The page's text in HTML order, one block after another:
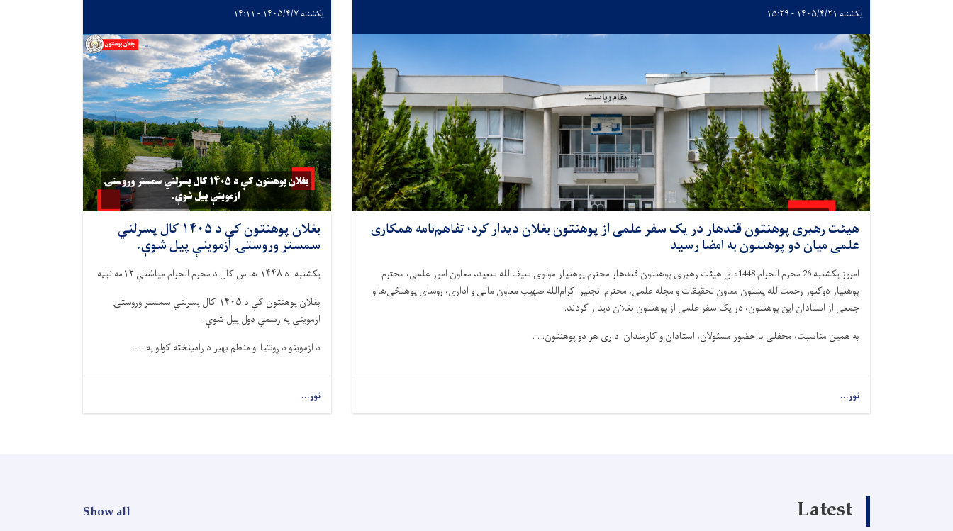
یکشنبه ۱۴۰۵/۴/۲۱ - ۱۵:۲۹
هیئت رهبری پوهنتون قندهار در یک سفر علمی از پوهنتون بغلان دیدار کرد؛ تفاهم‌نامه همکاری
علمی میان دو پوهنتون به امضا رسید
امروز یکشنبه 26 محرم الحرام 1448ه.ق هیئت رهبری پوهنتون قندهار محترم پوهنیار مولوی سیف‌الله سعید، معاون امور علمی، محترم
پوهنیار دوکتور رحمت‌الله پښتون معاون تحقیقات و مجله علمی، محترم انجنیر اکرام‌الله صهیب معاون مالی و اداری، روسای پوهنځی‌ها و
جمعی از استادان این پوهنتون، در یک سفر علمی از پوهنتون بغلان دیدار کردند.
به همین مناسبت، محفلی با حضور مسئولان، استادان و کارمندان اداری هر دو پوهنتون. . .
نور...
یکشنبه ۱۴۰۵/۴/۷ - ۱۴:۱۱
بغلان پوهنتون کې د ۱۴۰۵ کال پسرلني
سمستر وروستۍ ازموینې پیل شوې.
یکشنبه- د ۱۴۴۸ هـ س کال د محرم الحرام میاشتې ۱۲مه نېټه
بغلان پوهنتون کې د ۱۴۰۵ کال پسرلني سمستر وروستۍ
ازموینې په رسمي ډول پیل شوې.
د ازموینو د ړونتیا او منظم بهیر د رامینځته کولو په. . .
نور...
Latest
Show all